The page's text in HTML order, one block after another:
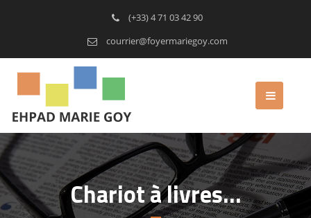
(+33) 4 71 03 42 90
courrier@foyermariegoy.com
Chariot à livres…